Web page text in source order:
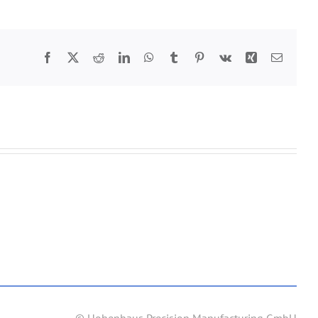
Facebook
TwitterRedditLinkedInWhatsApp
Tumblr Pinterest
Vk Xing E-